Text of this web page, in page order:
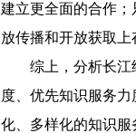
建立更全面的合作
放传播和开放获取上
综上，分析长
度、优先知识服务
化、多样化的知识